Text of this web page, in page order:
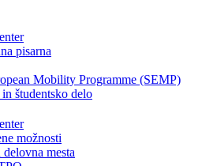
pisarna
Mobility Programme (SEMP)
študentsko delo
možnosti
mesta